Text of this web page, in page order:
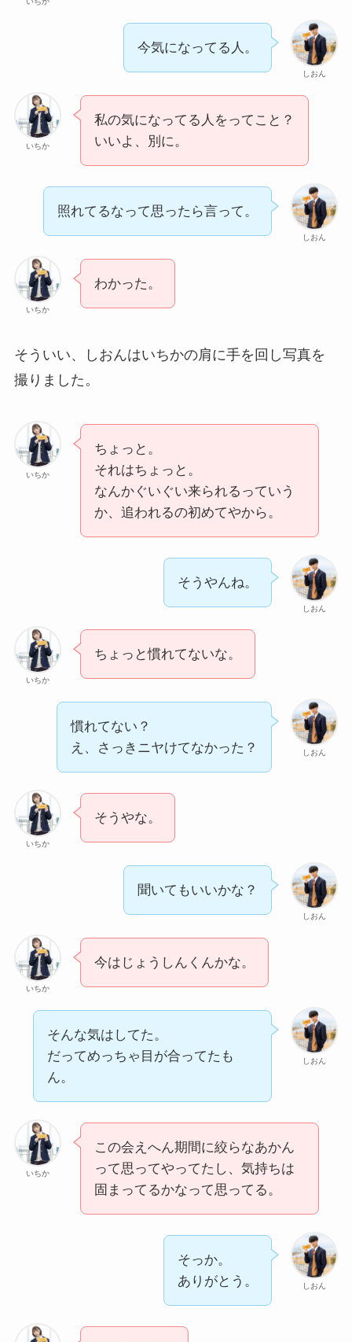
しおん
今気になってる人。
いちか
私の気になってる人をってこと？
いいよ、別に。
しおん
照れてるなって思ったら言って。
いちか
わかった。
そういい、しおんはいちかの肩に手を回し写真を
撮りました。
いちか
ちょっと。
それはちょっと。
なんかぐいぐい来られるっていう
か、追われるの初めてやから。
しおん
そうやんね。
いちか
ちょっと慣れてないな。
しおん
慣れてない？
え、さっきニヤけてなかった？
いちか
そうやな。
しおん
聞いてもいいかな？
いちか
今はじょうしんくんかな。
しおん
そんな気はしてた。
だってめっちゃ目が合ってたも
ん。
いちか
この会えへん期間に絞らなあかん
って思ってやってたし、気持ちは
固まってるかなって思ってる。
しおん
そっか。
ありがとう。